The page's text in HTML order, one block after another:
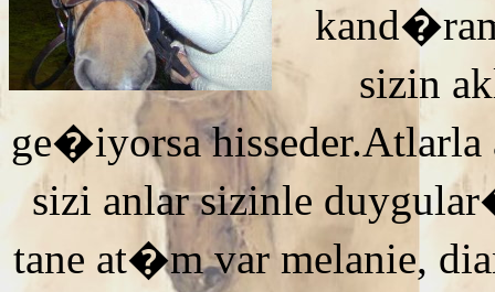
sizin
ge�iyorsa
sizi anlar sizinle
tane at�m var melanie,